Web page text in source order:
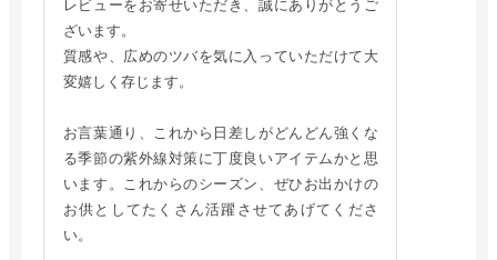
レビューをお寄せいただき、誠にありがとうご
ざいます。
質感や、広めのツバを気に入っていただけて大
変嬉しく存じます。
お言葉通り、これから日差しがどんどん強くな
る季節の紫外線対策に丁度良いアイテムかと思
います。これからのシーズン、ぜひお出かけの
お供としてたくさん活躍させてあげてくださ
い。